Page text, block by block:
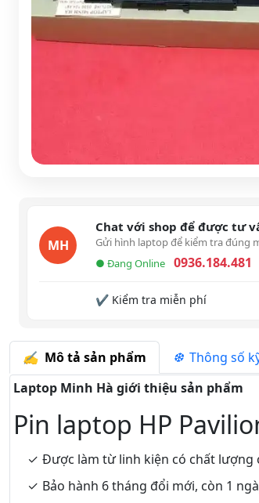
MH
Chat với shop để được tư
Gửi hình laptop để kiểm tra đúng
● Đang Online
0936.184.481
✔ Kiểm tra miễn phí
Mô tả sản phẩm Thông số
Laptop Minh Hà giới thiệu sản phẩm
Pin laptop HP
Được làm từ linh kiện có chất lượng
Bảo hành 6 tháng đổi mới, còn 1